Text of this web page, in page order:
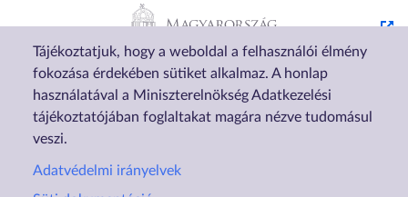
Tájékoztatjuk, hogy a weboldal a felhasználói élmény
fokozása érdekében sütiket alkalmaz. A honlap
használatával a Miniszterelnökség Adatkezelési
tájékoztatójában foglaltakat magára nézve tudomásul
veszi.
Adatvédelmi irányelvek